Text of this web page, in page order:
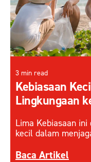
3 min read
Kebiasaan
Lingkungaan
Lima Kebiasaan
kecil dalam
Discover more
Baca Artikel